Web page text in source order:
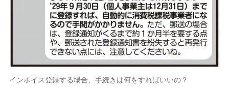
インボイス登録する場合、手続きは何をすればいいの？